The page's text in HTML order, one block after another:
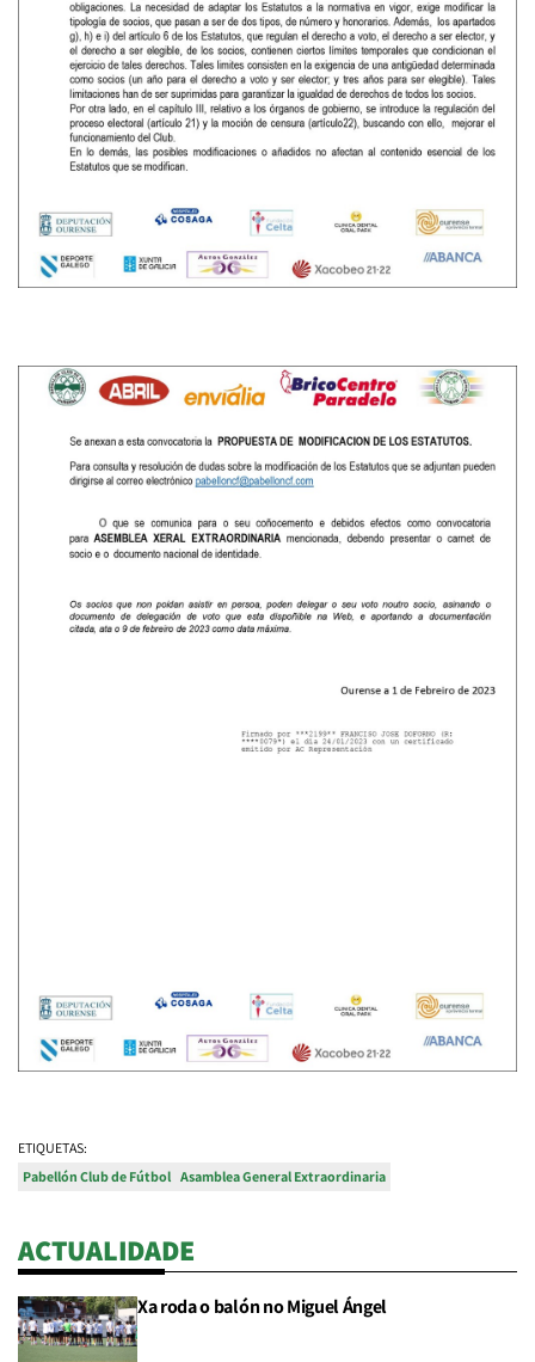
ETIQUETAS:
Pabellón Club de Fútbol Asamblea General Extraordinaria
ACTUALIDADE
Xa roda o balón no Miguel Ángel